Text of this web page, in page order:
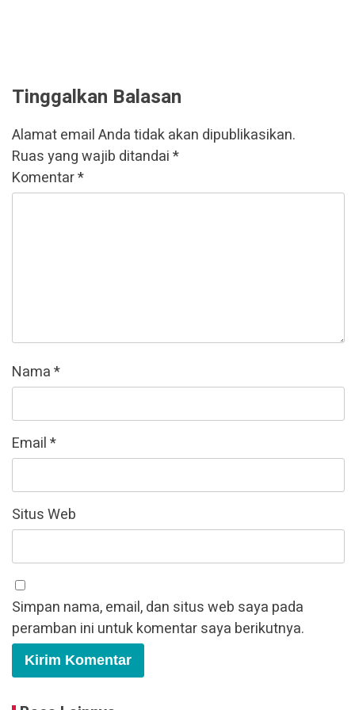
Tinggalkan Balasan
Alamat email Anda tidak akan dipublikasikan.
Ruas yang wajib ditandai*
Komentar*
Nama*
Email*
Situs Web
Simpan nama, email, dan situs web saya pada
peramban ini untuk komentar saya berikutnya.